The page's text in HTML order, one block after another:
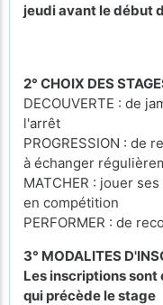
jeudi avant le début
2° CHOIX DES
DECOUVERTE : de
l'arrêt
PROGRESSION : de
à échanger
MATCHER : jouer
en compétition
PERFORMER : de
3° MODALITES
Les inscriptions
qui précède le stage